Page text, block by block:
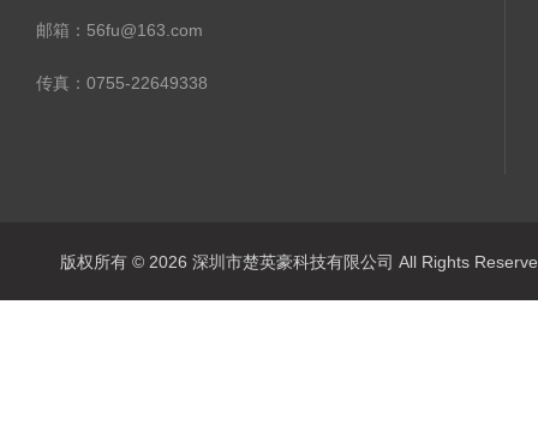
邮箱：56fu@163.com
传真：0755-22649338
版权所有 © 2026 深圳市楚英豪科技有限公司 All Rights